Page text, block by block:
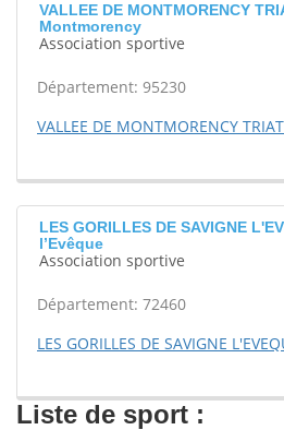
VALLEE DE MONTMORENCY
Montmorency
Association sportive
Département: 95230
VALLEE DE MONTMORENCY
LES GORILLES DE SAVIGNE
l’Evêque
Association sportive
Département: 72460
LES GORILLES DE SAVIGNE
Liste de sport :